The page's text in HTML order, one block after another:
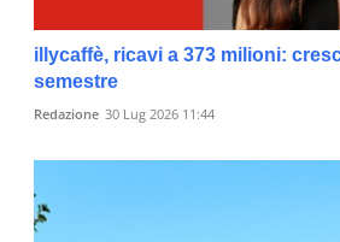
illycaffè, ricavi a 373 milioni:
semestre
Redazione 30 Lug 2026 11:44